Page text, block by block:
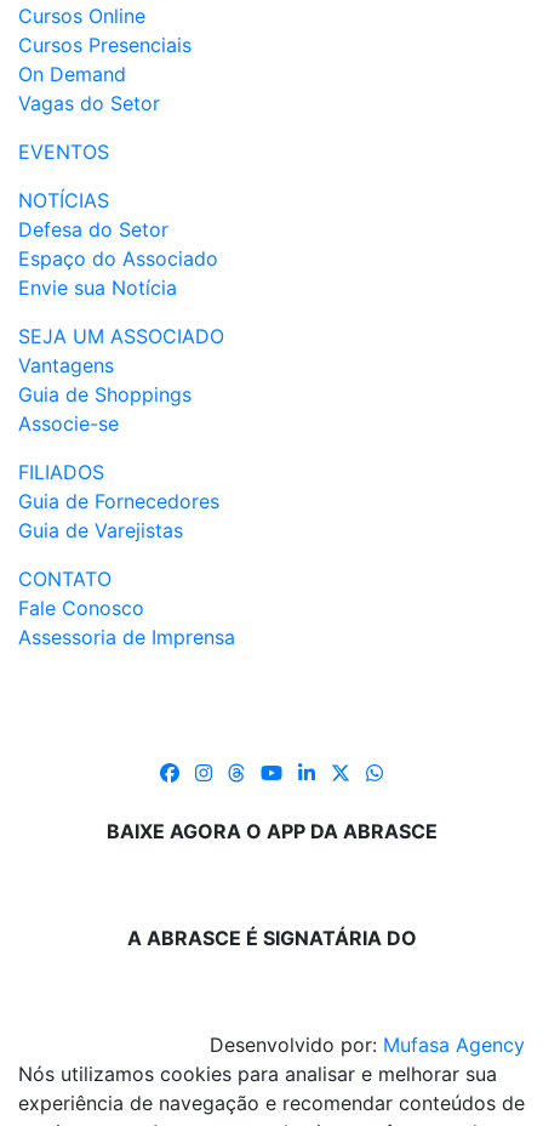
Cursos Online
Cursos Presenciais
On Demand
Vagas do Setor
EVENTOS
NOTÍCIAS
Defesa do Setor
Espaço do Associado
Envie sua Notícia
SEJA UM ASSOCIADO
Vantagens
Guia de Shoppings
Associe-se
FILIADOS
Guia de Fornecedores
Guia de Varejistas
CONTATO
Fale Conosco
Assessoria de Imprensa
BAIXE AGORA O APP DA ABRASCE
A ABRASCE É SIGNATÁRIA DO
Desenvolvido por: Mufasa Agency
Nós utilizamos cookies para analisar e melhorar sua
experiência de navegação e recomendar conteúdos de